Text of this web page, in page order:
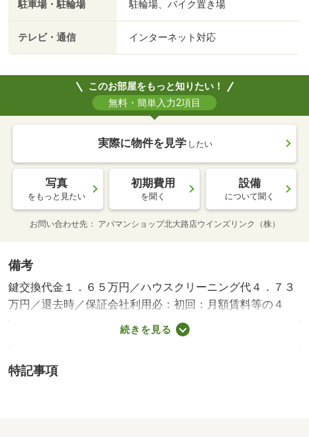
駐車場・駐輪場 駐輪場、バイク置き場
テレビ・通信 インターネット対応
このお部屋をもっと知りたい！
無料・簡単入力2項目
実際に物件を見学 したい
写真
をもっと見たい
初期費用
を聞く
設備
について聞く
お問い合わせ先 アパマンショップ北大路店ウインズリンク（株）
備考
鍵交換代金１．６５万円／ハウスクリーニング代４．７３
万円／退去時／保証会社利用必：初回：月額賃料等の４
０％、更新時：１．３万円／１年／平置駐／更新料：無
更新手数料：１１０００円／バストイレ別／バルコニー／
場／押入／光ファイバー／即入居可／敷金１ヶ月／二人入
続きを見る
特記事項